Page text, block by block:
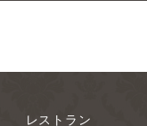
レストラン